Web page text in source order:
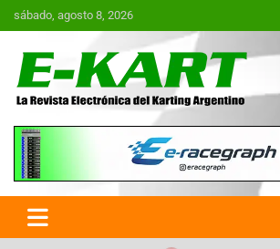
Saltar
al
sábado, agosto 8, 2026
E-Kart.com.ar | La
Electrónica del
Argentina